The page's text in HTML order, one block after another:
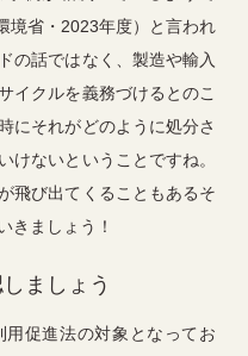
境省・2023年度）と言われ
の話ではなく、製造や輸入
イクルを義務づけるとのこ
にそれがどのように処分さ
けないということですね。
飛び出てくることもあるそ
きましょう！
ましょう
用促進法の対象となってお